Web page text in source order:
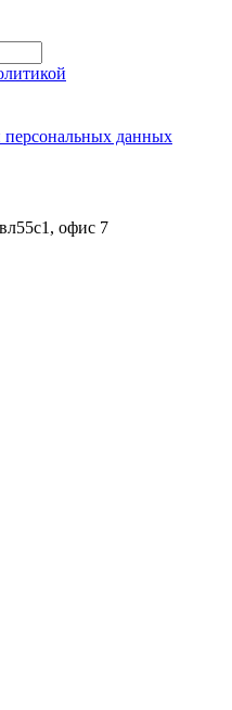
персональных данных
офис 7